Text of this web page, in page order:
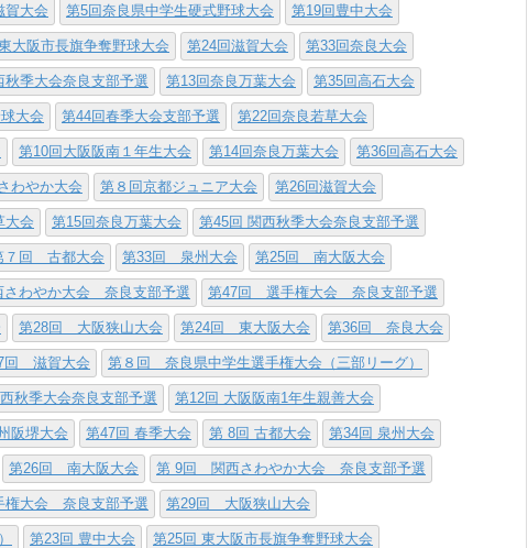
賀大会 第5回奈良県中学生硬式野球大会 第19回豊中大会
大阪市長旗争奪野球大会 第24回滋賀大会 第33回奈良大会
秋季大会奈良支部予選 第13回奈良万葉大会 第35回高石大会
大会 第44回春季大会支部予選 第22回奈良若草大会
第10回大阪阪南１年生大会 第14回奈良万葉大会 第36回高石大会
わやか大会 第８回京都ジュニア大会 第26回滋賀大会
大会 第15回奈良万葉大会 第45回 関西秋季大会奈良支部予選
７回 古都大会 第33回 泉州大会 第25回 南大阪大会
わやか大会 奈良支部予選 第47回 選手権大会 奈良支部予選
第28回 大阪狭山大会 第24回 東大阪大会 第36回 奈良大会
回 滋賀大会 第８回 奈良県中学生選手権大会（三部リーグ）
秋季大会奈良支部予選 第12回 大阪阪南1年生親善大会
阪堺大会 第47回 春季大会 第 8回 古都大会 第34回 泉州大会
第26回 南大阪大会 第 9回 関西さわやか大会 奈良支部予選
大会 奈良支部予選 第29回 大阪狭山大会
第23回 豊中大会 第25回 東大阪市長旗争奪野球大会